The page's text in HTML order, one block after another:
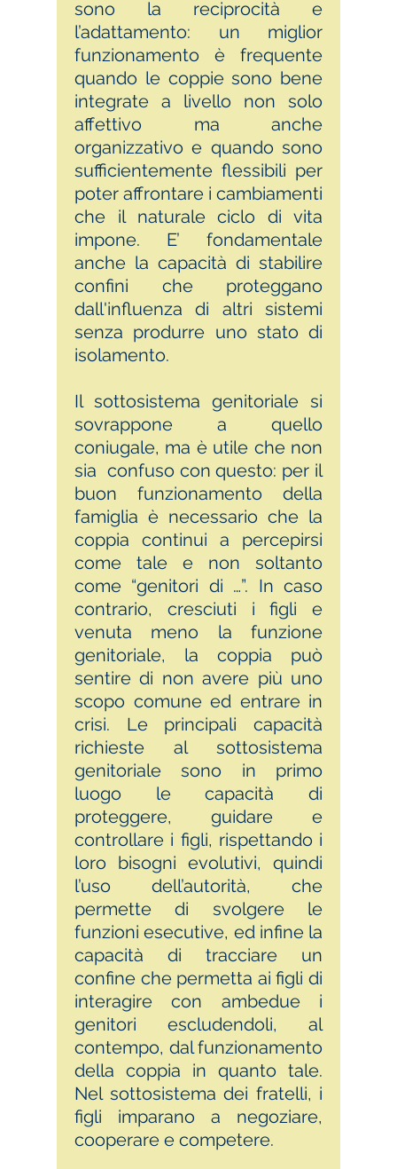
sono la reciprocità e
l’adattamento: un miglior
funzionamento è frequente
quando le coppie sono bene
integrate a livello non solo
affettivo ma anche
organizzativo e quando sono
sufficientemente flessibili per
poter affrontare i cambiamenti
che il naturale ciclo di vita
impone. E’ fondamentale
anche la capacità di stabilire
confini che proteggano
dall'influenza di altri sistemi
senza produrre uno stato di
isolamento.
Il sottosistema genitoriale si
sovrappone a quello
coniugale, ma è utile che non
sia confuso con questo: per il
buon funzionamento della
famiglia è necessario che la
coppia continui a percepirsi
come tale e non soltanto
come “genitori di …”. In caso
contrario, cresciuti i figli e
venuta meno la funzione
genitoriale, la coppia può
sentire di non avere più uno
scopo comune ed entrare in
crisi. Le principali capacità
richieste al sottosistema
genitoriale sono in primo
luogo le capacità di
proteggere, guidare e
controllare i figli, rispettando i
loro bisogni evolutivi, quindi
l’uso dell’autorità, che
permette di svolgere le
funzioni esecutive, ed infine la
capacità di tracciare un
confine che permetta ai figli di
interagire con ambedue i
genitori escludendoli, al
contempo, dal funzionamento
della coppia in quanto tale.
Nel sottosistema dei fratelli, i
figli imparano a negoziare,
cooperare e competere.